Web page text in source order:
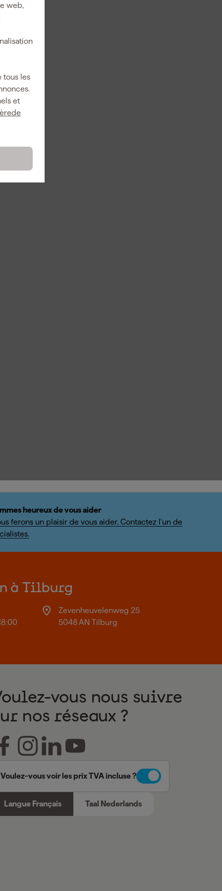
web,
tous les
et
heureux de vous aider
ferons un plaisir de vous aider. Contactez l'un de
à Tilburg
Zevenheuvelenweg 25
5048 AN Tilburg
vous nous suivre
nos réseaux ?
Voulez-vous voir les prix TVA incluse ?
Langue Français Taal Nederlands